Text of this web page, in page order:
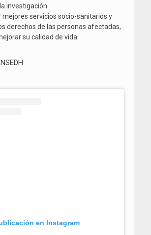
investigación
mejores servicios socio-sanitarios y
derechos de las personas afectadas,
su calidad de vida.
en Instagram